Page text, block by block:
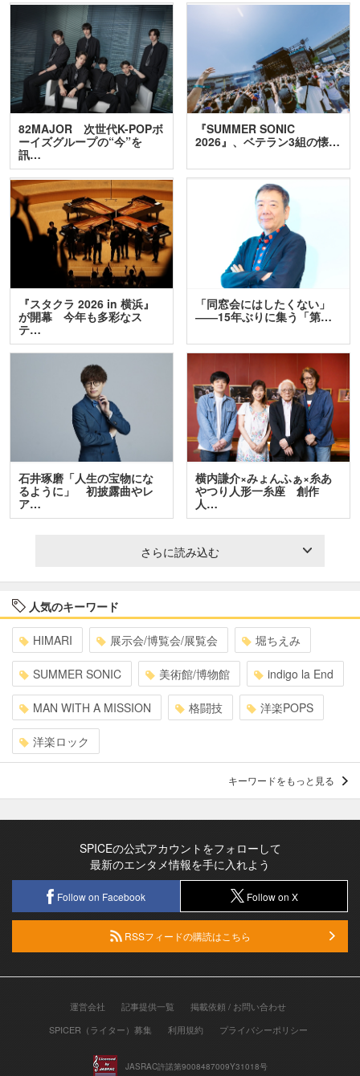
82MAJOR 次世代K-POPボ
ーイズグループの“今”を
訊…
『SUMMER SONIC
2026』、ベテラン3組の懐…
『スタクラ 2026 in 横浜』
が開幕 今年も多彩なス
テ…
「同窓会にはしたくない」
――15年ぶりに集う「第…
石井琢磨「人生の宝物にな
るように」 初披露曲やレ
ア…
横内謙介×みょんふぁ×糸あ
やつり人形一糸座 創作
人…
さらに読み込む
人気のキーワード
HIMARI 展示会/博覧会/展覧会 堀ちえみ
SUMMER SONIC 美術館/博物館 indigo la End
MAN WITH A MISSION 格闘技 洋楽POPS
洋楽ロック
キーワードをもっと見る
SPICEの公式アカウントをフォローして
最新のエンタメ情報を手に入れよう
Follow on Facebook Follow on X
RSSフィードの購読はこちら
運営会社 記事提供一覧
掲載依頼 / お問い合わせ
SPICER（ライター）募集
利用規約 プライバシーポリシー
JASRAC許諾第9008487009Y31018号